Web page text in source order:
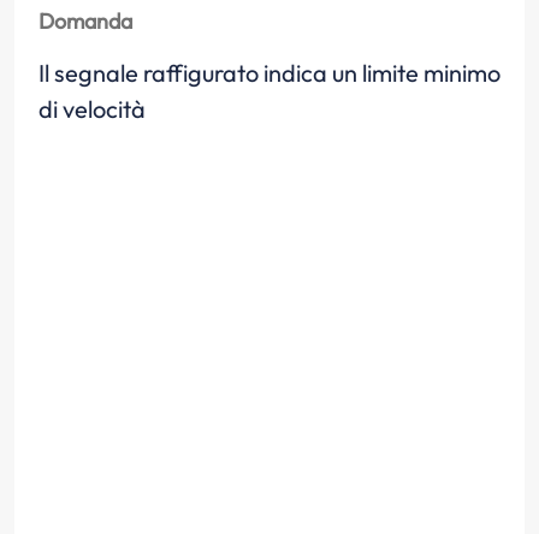
Domanda
Il segnale raffigurato indica un limite minimo
di velocità